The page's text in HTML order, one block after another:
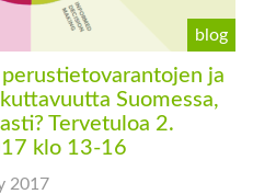
blog
ja
Suomessa,
Tervetuloa 2.
klo 13-16
2017